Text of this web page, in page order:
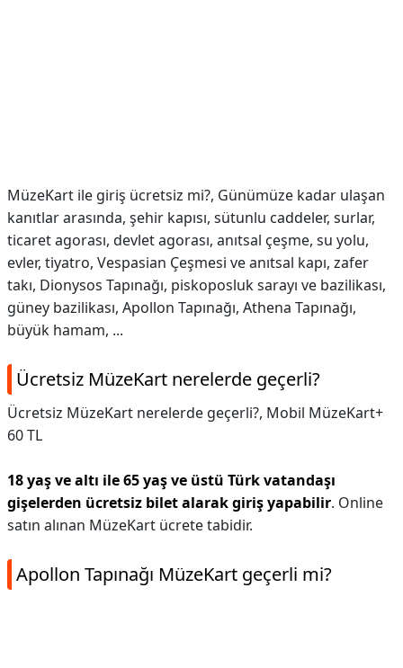
MüzeKart ile giriş ücretsiz mi?, Günümüze kadar ulaşan
kanıtlar arasında, şehir kapısı, sütunlu caddeler, surlar,
ticaret agorası, devlet agorası, anıtsal çeşme, su yolu,
evler, tiyatro, Vespasian Çeşmesi ve anıtsal kapı, zafer
takı, Dionysos Tapınağı, piskoposluk sarayı ve bazilikası,
güney bazilikası, Apollon Tapınağı, Athena Tapınağı,
büyük hamam, ...
Ücretsiz MüzeKart nerelerde geçerli?
Ücretsiz MüzeKart nerelerde geçerli?, Mobil MüzeKart+
60 TL
18 yaş ve altı ile 65 yaş ve üstü Türk vatandaşı
gişelerden ücretsiz bilet alarak giriş yapabilir. Online
satın alınan MüzeKart ücrete tabidir.
Apollon Tapınağı MüzeKart geçerli mi?